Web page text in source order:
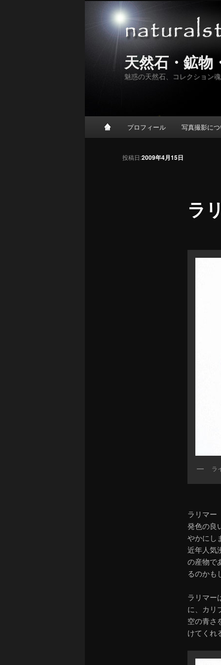
天然石・鉱物
魅惑の天然石、コレクション
メインメニュー
メインコンテンツへ移動
サブコンテンツへ移動
プロフィール 写真撮影に
投稿ナビゲーション
ラ
投稿日:2009年4月15日
ラ
ラリマ
発色の良
やかにし
近年人気
の産物で
るのかも
ラリマー
に、カリ
空の青さ
けてくれ